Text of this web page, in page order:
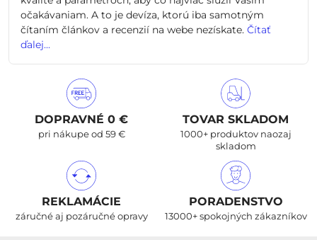
očakávaniam. A to je devíza, ktorú iba samotným
čítaním článkov a recenzií na webe nezískate. Čítať
ďalej...
DOPRAVNÉ 0 €
pri nákupe od 59 €
TOVAR SKLADOM
1000+ produktov naozaj
skladom
REKLAMÁCIE
záručné aj pozáručné opravy
PORADENSTVO
13000+ spokojných zákazníkov